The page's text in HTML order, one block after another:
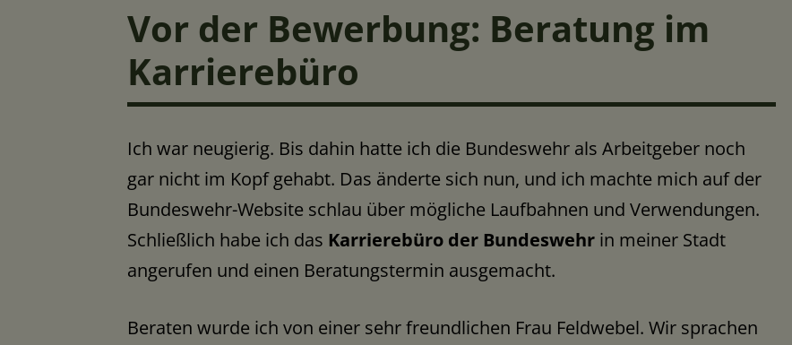
Vor der Bewerbung: Beratung im
Karrierebüro
Ich war neugierig. Bis dahin hatte ich die Bundeswehr als Arbeitgeber noch
gar nicht im Kopf gehabt. Das änderte sich nun, und ich machte mich auf der
Bundeswehr-Website schlau über mögliche Laufbahnen und Verwendungen.
Schließlich habe ich das Karrierebüro der Bundeswehr in meiner Stadt
angerufen und einen Beratungstermin ausgemacht.
Beraten wurde ich von einer sehr freundlichen Frau Feldwebel. Wir sprachen